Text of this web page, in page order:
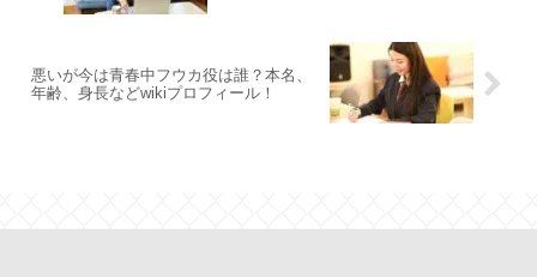
悪いが今は青春中フウカ役は誰？本名、
年齢、身長などwikiプロフィール！